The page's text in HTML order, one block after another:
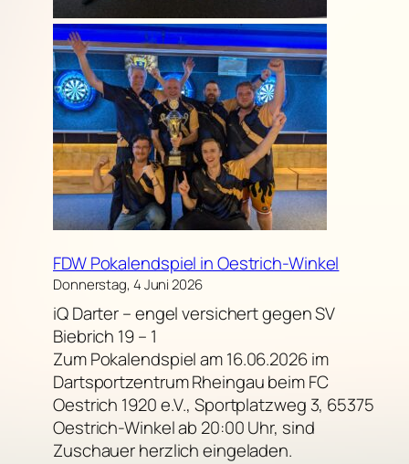
FDW Pokalendspiel in Oestrich-Winkel
Donnerstag, 4 Juni 2026
iQ Darter – engel versichert gegen SV
Biebrich 19 – 1
Zum Pokalendspiel am 16.06.2026 im
Dartsportzentrum Rheingau beim FC
Oestrich 1920 e.V., Sportplatzweg 3, 65375
Oestrich-Winkel ab 20:00 Uhr, sind
Zuschauer herzlich eingeladen.